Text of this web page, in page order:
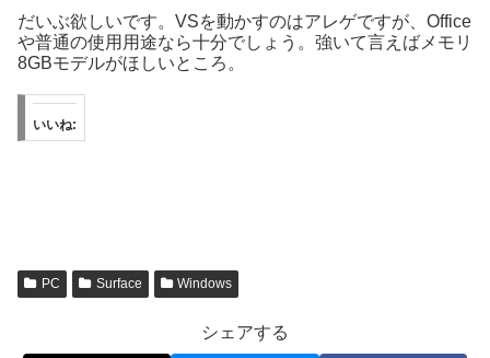
だいぶ欲しいです。VSを動かすのはアレゲですが、Office
や普通の使用用途なら十分でしょう。強いて言えばメモリ
8GBモデルがほしいところ。
いいね:
PC Surface Windows
シェアする